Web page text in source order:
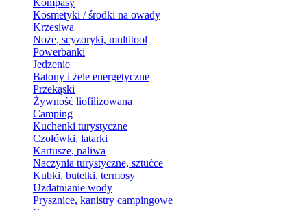
Kompasy
Kosmetyki / środki na owady
Krzesiwa
Noże, scyzoryki, multitool
Powerbanki
Jedzenie
Batony i żele energetyczne
Przekąski
Żywność liofilizowana
Camping
Kuchenki turystyczne
Czołówki, latarki
Kartusze, paliwa
Naczynia turystyczne, sztućce
Kubki, butelki, termosy
Uzdatnianie wody
Prysznice, kanistry campingowe